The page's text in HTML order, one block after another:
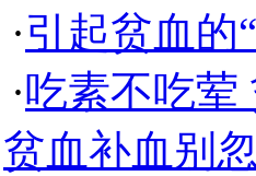
·引起贫血的
·吃素不吃荤
贫血补血别